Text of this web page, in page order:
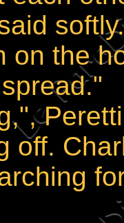
softly.
on the
off.